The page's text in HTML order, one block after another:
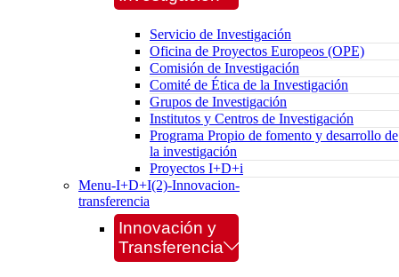
Servicio de Investigación
Oficina de Proyectos Europeos (OPE)
Comisión de Investigación
Comité de Ética de la Investigación
Grupos de Investigación
Institutos y Centros de Investigación
Programa Propio de fomento y desarrollo de
la investigación
Proyectos I+D+i
Menu-I+D+I(2)-Innovacion-
transferencia
Innovación y
Transferencia